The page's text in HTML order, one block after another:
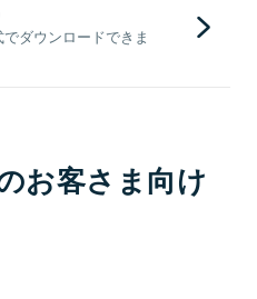
ダウンロードできま
お客さま向け